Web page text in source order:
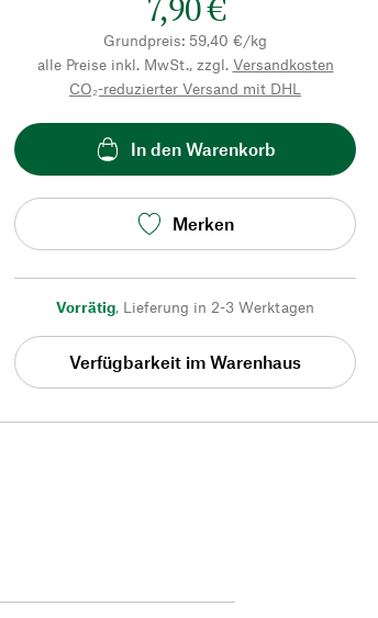
7,90 €
Grundpreis: 59,40 €/kg
alle Preise inkl. MwSt., zzgl. Versandkosten
CO₂-reduzierter Versand mit DHL
In den Warenkorb
Merken
Vorrätig, Lieferung in 2-3 Werktagen
Verfügbarkeit im Warenhaus